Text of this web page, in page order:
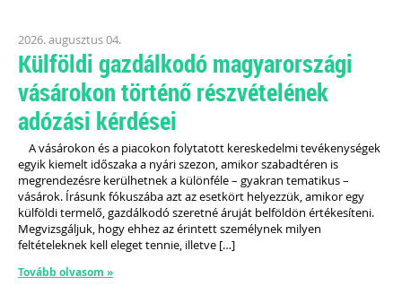
2026. augusztus 04.
Külföldi gazdálkodó magyarországi
vásárokon történő részvételének
adózási kérdései
A vásárokon és a piacokon folytatott kereskedelmi tevékenységek
egyik kiemelt időszaka a nyári szezon, amikor szabadtéren is
megrendezésre kerülhetnek a különféle – gyakran tematikus –
vásárok. Írásunk fókuszába azt az esetkört helyezzük, amikor egy
külföldi termelő, gazdálkodó szeretné áruját belföldön értékesíteni.
Megvizsgáljuk, hogy ehhez az érintett személynek milyen
feltételeknek kell eleget tennie, illetve […]
Tovább olvasom »